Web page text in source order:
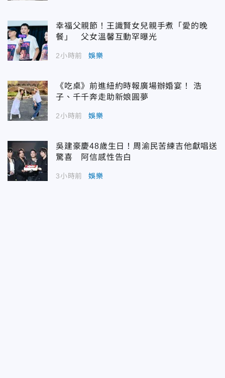
幸福父親節！王識賢女兒親手煮「愛的晚
餐」 父女溫馨互動罕曝光
2小時前 娛樂
《吃桌》前進紐約時報廣場辦婚宴！ 浩
子、千千奔走助新娘圓夢
2小時前 娛樂
吳建豪慶48歲生日！周渝民苦練吉他獻唱送
驚喜 阿信感性告白
3小時前 娛樂